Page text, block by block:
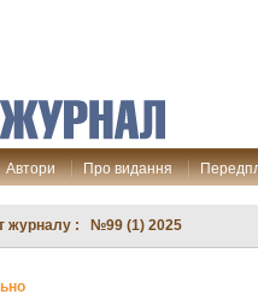
Автори Про видання
журналу : №99 (1) 2025